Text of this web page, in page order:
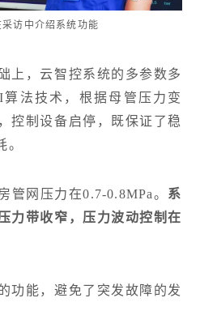
访中介绍系统功能
上，云智控系统的多参数多
法技术，根据母管压力变
控制设备启停，既保证了稳
。
管网压力在0.7-0.8MPa。 系
力带收窄，压力波动控制在
功能，避免了突发故障的发